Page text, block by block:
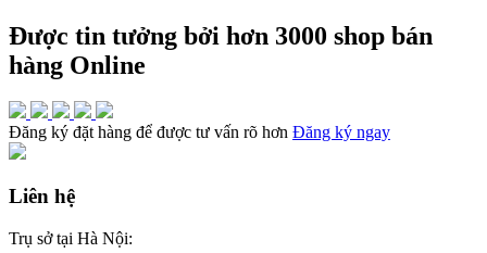
Được tin tưởng bởi hơn 3000 shop bán
hàng Online
Đăng ký đặt hàng để được tư vấn rõ hơn Đăng ký ngay
Liên hệ
Trụ sở tại Hà Nội: